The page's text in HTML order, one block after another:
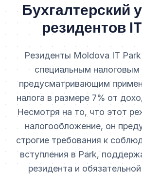
Бухгалтерский
резидентов
Резиденты Moldova IT
специальным
предусматривающим
налога в размере 7% от
Несмотря на то, что этот
налогообложение, он
строгие требования к
вступления в Park,
резидента и